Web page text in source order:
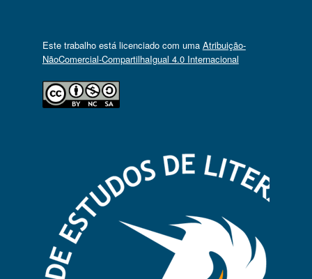
Este trabalho está licenciado com uma Atribuição-
NãoComercial-CompartilhaIgual 4.0 Internacional